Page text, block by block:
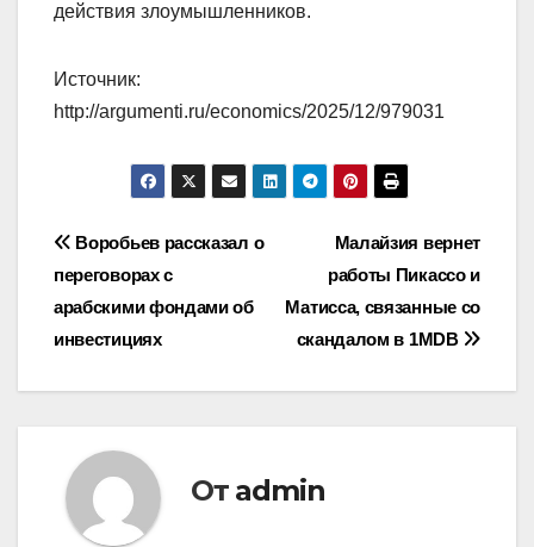
действия злоумышленников.
Источник:
http://argumenti.ru/economics/2025/12/979031
Навигация
по
записям
Малайзия вернет
работы Пикассо и
Матисса, связанные со
скандалом в 1MDB
Воробьев рассказал о
переговорах с
арабскими фондами об
инвестициях
От admin